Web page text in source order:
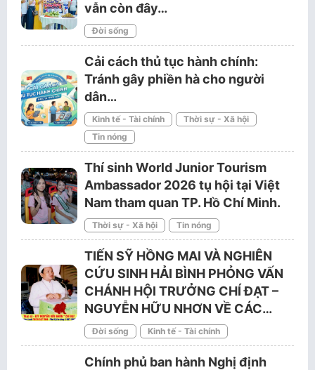
vẫn còn đây…
Đời sống
Cải cách thủ tục hành chính:
Tránh gây phiền hà cho người
dân…
Kinh tế - Tài chính
Thời sự - Xã hội
Tin nóng
Thí sinh World Junior Tourism
Ambassador 2026 tụ hội tại Việt
Nam tham quan TP. Hồ Chí Minh.
Thời sự - Xã hội Tin nóng
TIẾN SỸ HỒNG MAI VÀ NGHIÊN
CỨU SINH HẢI BÌNH PHỎNG VẤN
CHÁNH HỘI TRƯỞNG CHÍ ĐẠT –
NGUYỄN HỮU NHƠN VỀ CÁC…
Đời sống Kinh tế - Tài chính
Chính phủ ban hành Nghị định